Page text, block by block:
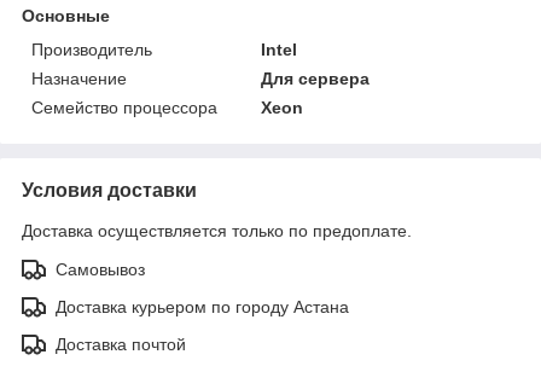
Основные
Производитель
Intel
Назначение
Для сервера
Семейство процессора
Xeon
Условия доставки
Доставка осуществляется только по предоплате.
Самовывоз
Доставка курьером по городу Астана
Доставка почтой